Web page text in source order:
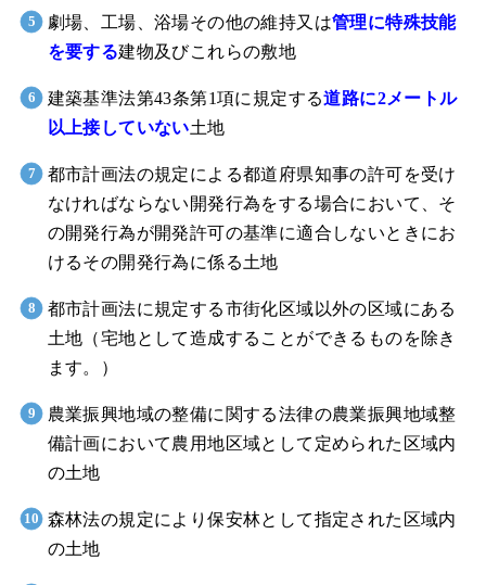
劇場、工場、浴場その他の維持又は管理に特殊技能
を要する建物及びこれらの敷地
建築基準法第43条第1項に規定する道路に2メートル
以上接していない土地
都市計画法の規定による都道府県知事の許可を受け
なければならない開発行為をする場合において、そ
の開発行為が開発許可の基準に適合しないときにお
けるその開発行為に係る土地
都市計画法に規定する市街化区域以外の区域にある
土地（宅地として造成することができるものを除き
ます。）
農業振興地域の整備に関する法律の農業振興地域整
備計画において農用地区域として定められた区域内
の土地
森林法の規定により保安林として指定された区域内
の土地